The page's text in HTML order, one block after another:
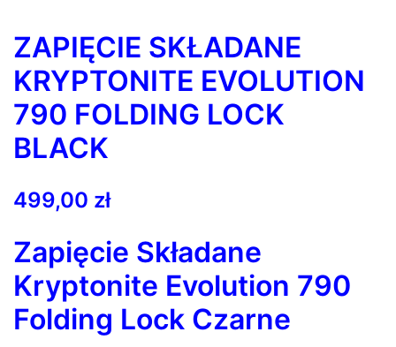
ZAPIĘCIE SKŁADANE
KRYPTONITE EVOLUTION
790 FOLDING LOCK
BLACK
499,00 zł
Zapięcie Składane
Kryptonite Evolution 790
Folding Lock Czarne